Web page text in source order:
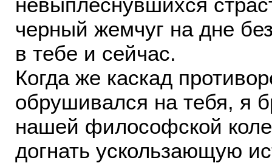
черный жемчуг на дне
в тебе и сейчас.
Когда же каскад
обрушивался на тебя, я
нашей философской
догнать ускользающую